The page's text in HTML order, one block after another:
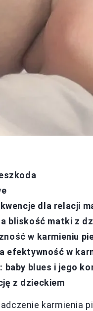
dla relacji
bliskość matki z
w karmieniu
efektywność w
blues i jego
z dzieckiem
karmienia